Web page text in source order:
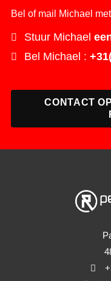
Bel of mail Michael
Stuur Michael
Bel Michael :
CONTACT